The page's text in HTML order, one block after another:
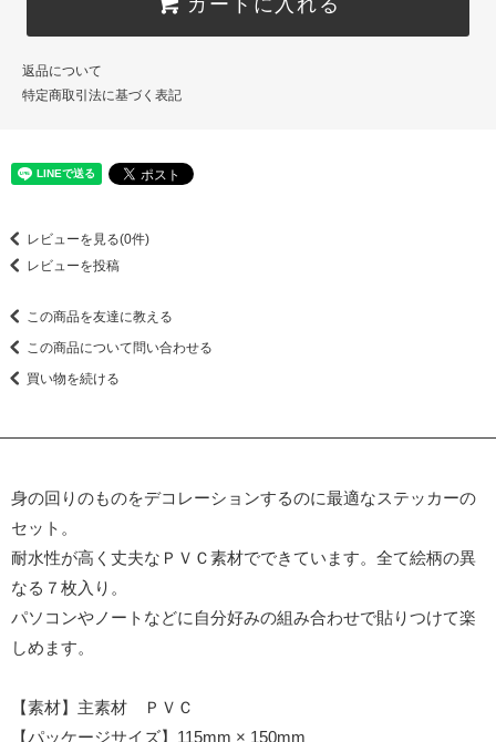
返品について
特定商取引法に基づく表記
レビューを見る(0件)
レビューを投稿
この商品を友達に教える
この商品について問い合わせる
買い物を続ける
身の回りのものをデコレーションするのに最適なステッカーの
セット。
耐水性が高く丈夫なＰＶＣ素材でできています。全て絵柄の異
なる７枚入り。
パソコンやノートなどに自分好みの組み合わせで貼りつけて楽
しめます。
【素材】主素材 ＰＶＣ
【パッケージサイズ】115mm × 150mm